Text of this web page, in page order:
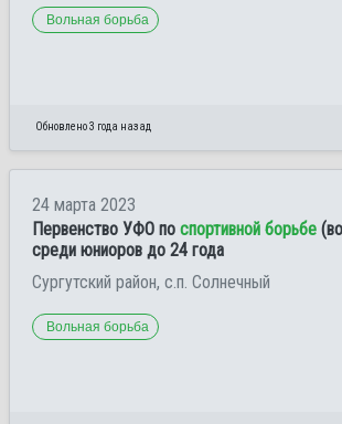
Вольная борьба
Обновлено 3 года назад
24 марта 2023
Первенство УФО по спортивной борьбе
среди юниоров до 24 года
Сургутский район, с.п. Солнечный
Вольная борьба